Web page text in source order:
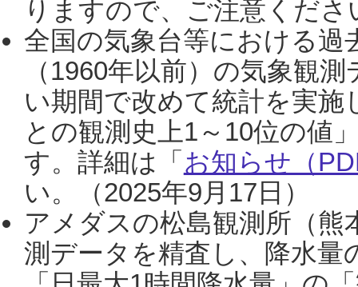
りますので、ご注意くだ
全国の気象台等における過
（1960年以前）の気象観
い期間で改めて統計を実
との観測史上1～10位の値
す。詳細は「 お知らせ（
い。（2025年9月17日）
アメダスの松島観測所（熊
測データを精査し、降水